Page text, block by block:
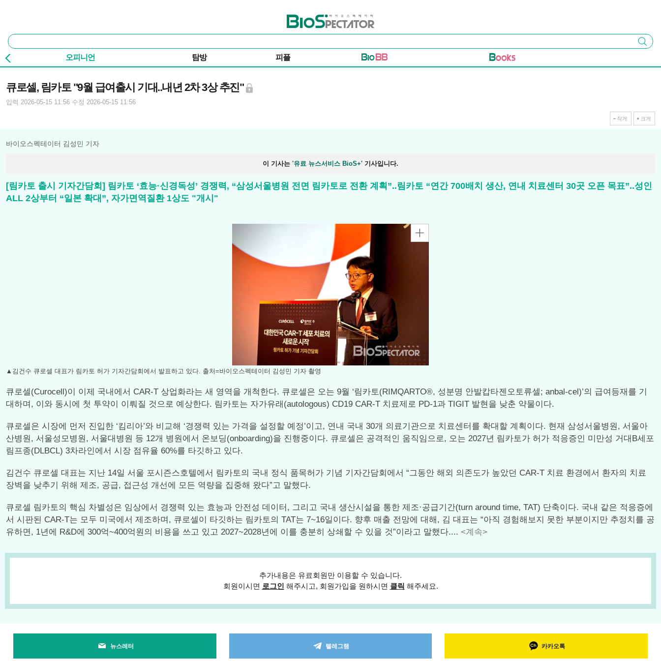
바이오스펙테이터
통
합
검
색
검색
오피니언 탐방 피플
큐로셀, 림카토 "9월 급여출시 기대..내년 2차 3상 추진"
입력 2026-05-15 11:56 수정 2026-05-15 11:56
작게 크게
바이오스펙테이터 김성민 기자
이 기사는 '유료 뉴스서비스 BioS+' 기사입니다.
[림카토 출시 기자간담회] 림카토 ‘효능·신경독성’ 경쟁력, “삼성서울병원 전면 림카토로 전환 계획”..림카토 “연간 700배치 생산, 연내 치료센터 30곳 오픈 목표”..성인
ALL 2상부터 “일본 확대”, 자가면역질환 1상도 "개시"
▲김건수 큐로셀 대표가 림카토 허가 기자간담회에서 발표하고 있다. 출처=바이오스펙테이터 김성민 기자 촬영
큐로셀(Curocell)이 이제 국내에서 CAR-T 상업화라는 새 영역을 개척한다. 큐로셀은 오는 9월 ‘림카토(RIMQARTO®, 성분명 안발캅타젠오토류셀; anbal-cel)’의 급여등재를 기
대하며, 이와 동시에 첫 투약이 이뤄질 것으로 예상한다. 림카토는 자가유래(autologous) CD19 CAR-T 치료제로 PD-1과 TIGIT 발현을 낮춘 약물이다.
큐로셀은 시장에 먼저 진입한 ‘킴리아’와 비교해 ‘경쟁력 있는 가격을 설정할 예정’이고, 연내 국내 30개 의료기관으로 치료센터를 확대할 계획이다. 현재 삼성서울병원, 서울아
산병원, 서울성모병원, 서울대병원 등 12개 병원에서 온보딩(onboarding)을 진행중이다. 큐로셀은 공격적인 움직임으로, 오는 2027년 림카토가 허가 적응증인 미만성 거대B세포
림프종(DLBCL) 3차라인에서 시장 점유율 60%를 타깃하고 있다.
김건수 큐로셀 대표는 지난 14일 서울 포시즌스호텔에서 림카토의 국내 정식 품목허가 기념 기자간담회에서 “그동안 해외 의존도가 높았던 CAR-T 치료 환경에서 환자의 치료
장벽을 낮추기 위해 제조, 공급, 접근성 개선에 모든 역량을 집중해 왔다”고 말했다.
큐로셀 림카토의 핵심 차별성은 임상에서 경쟁력 있는 효능과 안전성 데이터, 그리고 국내 생산시설을 통한 제조·공급기간(turn around time, TAT) 단축이다. 국내 같은 적응증에
서 시판된 CAR-T는 모두 미국에서 제조하며, 큐로셀이 타깃하는 림카토의 TAT는 7~16일이다. 향후 매출 전망에 대해, 김 대표는 “아직 경험해보지 못한 부분이지만 추정치를 공
유하면, 1년에 R&D에 300억~400억원의 비용을 쓰고 있고 2027~2028년에 이를 충분히 상쇄할 수 있을 것”이라고 말했다.... <계속>
추가내용은 유료회원만 이용할 수 있습니다.
회원이시면 로그인 해주시고, 회원가입을 원하시면 클릭 해주세요.
뉴스레터 텔레그램 카카오톡